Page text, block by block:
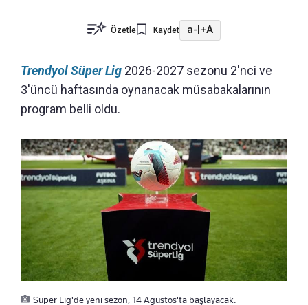
Özetle Kaydet a- +A
Trendyol Süper Lig 2026-2027 sezonu 2'nci ve
3'üncü haftasında oynanacak müsabakalarının
program belli oldu.
Süper Lig'de yeni sezon, 14 Ağustos'ta başlayacak.